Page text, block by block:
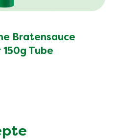
Bratensauce
150g Tube